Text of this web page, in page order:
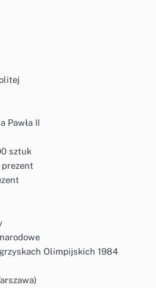
Pawła II
sztuk
Olimpijskich 1984